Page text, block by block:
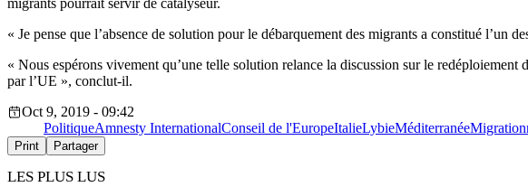
migrants pourrait servir de catalyseur.
« Je pense que l’absence de solution pour le débarquement des migrants a constitué l’un
« Nous espérons vivement qu’une telle solution relance la discussion sur le
par l’UE », conclut-il.
Oct 9, 2019 - 09:42
PolitiqueAmnesty InternationalConseil de l'EuropeItalieLybieMéditerranéeMigration
Print Partager
LES PLUS LUS